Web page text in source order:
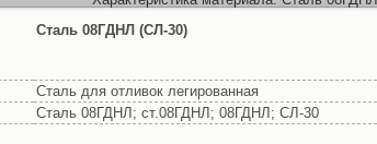
Сталь 08ГДНЛ (СЛ-30)
Сталь для отливок легированная
Сталь 08ГДНЛ; ст.08ГДНЛ; 08ГДНЛ; СЛ-30